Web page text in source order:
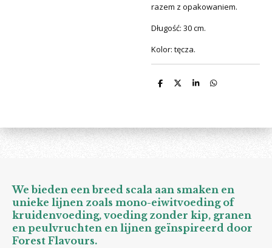
razem z opakowaniem.
Długość: 30 cm.
Kolor: tęcza.
D
D
S
D
We bieden een breed scala aan smaken en
unieke lijnen zoals mono-eiwitvoeding of
kruidenvoeding, voeding zonder kip, granen
en peulvruchten en lijnen geïnspireerd door
Forest Flavours.